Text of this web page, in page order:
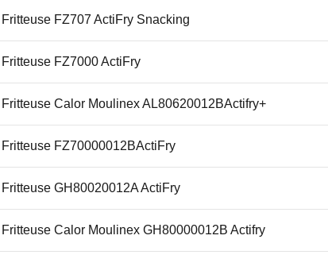
Fritteuse FZ707 ActiFry Snacking
Fritteuse FZ7000 ActiFry
Fritteuse Calor Moulinex AL80620012BActifry+
Fritteuse FZ70000012BActiFry
Fritteuse GH80020012A ActiFry
Fritteuse Calor Moulinex GH80000012B Actifry